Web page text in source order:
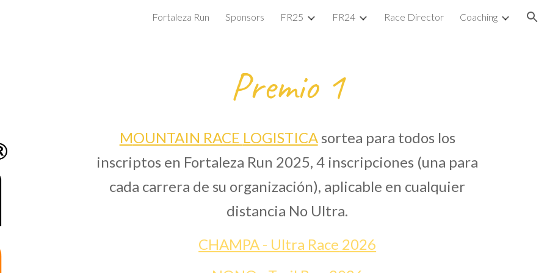
Skip to navigation
Fortaleza Run Sponsors FR25 FR24 Race Director Coaching
Premio 1
MOUNTAIN RACE LOGISTICA sortea para todos los
inscriptos en Fortaleza Run 2025, 4 inscripciones (una para
cada carrera de su organización), aplicable en cualquier
distancia No Ultra.
CHAMPA - Ultra Race 2026